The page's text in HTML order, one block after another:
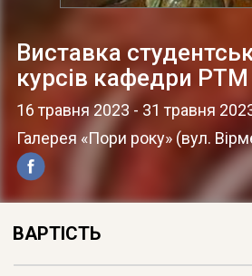
Виставка
курсів кафедри РТМ
16 травня 2023 - 31 травня
Галерея «Пори року» (вул.
ВАРТІСТЬ